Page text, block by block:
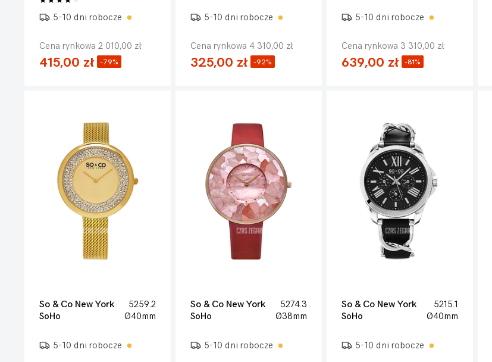
5-10 dni robocze
Cena rynkowa 2 010,00 zł
415,00 zł -79%
5-10 dni robocze
Cena rynkowa 4 310,00 zł
325,00 zł -92%
5-10 dni robocze
Cena rynkowa 3 310,00 zł
639,00 zł -81%
So & Co New York
5259.2
SoHo
Ø40mm
5-10 dni robocze
So & Co New York
5274.3
SoHo
Ø38mm
5-10 dni robocze
So & Co New York
5215.1
SoHo
Ø40mm
5-10 dni robocze